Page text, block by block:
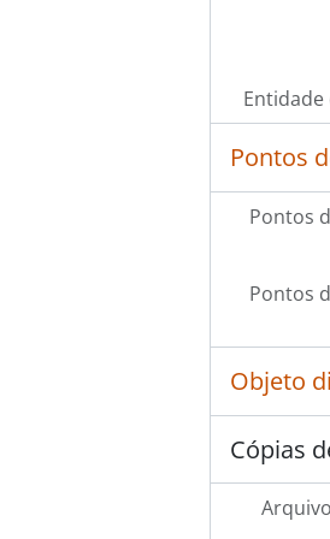
Pontos
Pontos
Pontos
Objeto
Cópias